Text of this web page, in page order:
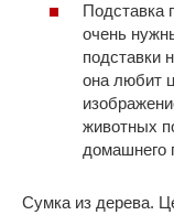
Подставка
очень
подставки
она любит
животных
домашнего
Сумка из дерева.